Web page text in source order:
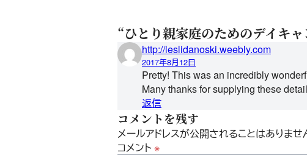
“ひとり親家庭のためのデイキ
http://leslidanoski.weebly.com
2017年8月12日
Pretty! This was an incredibly
Many thanks for supplying these
返信
コメントを残す
メールアドレスが公開されることはありませ
コメント※